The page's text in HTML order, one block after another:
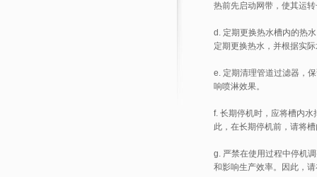
热前先启动网带，使其运
d. 定期更换热水槽内的热
定期更换热水，并根据实
e. 定期清理管道过滤器，
响喷淋效果。
f. 长期停机时，应将槽内
此，在长期停机前，请将
g. 严禁在使用过程中停机
和影响生产效率。因此，